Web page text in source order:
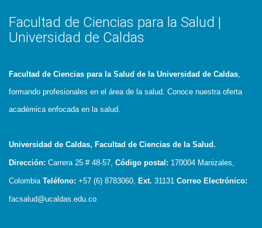
Facultad de Ciencias para la Salud |
Universidad de Caldas
Facultad de Ciencias para la Salud de la Universidad de Caldas,
formando profesionales en el área de la salud. Conoce nuestra oferta
académica enfocada en la salud.
Universidad de Caldas, Facultad de Ciencias de la Salud.
Dirección: Carrera 25 # 48-57, Código postal: 170004 Manizales,
Colombia Teléfono: +57 (6) 8783060, Ext. 31131 Correo Electrónico:
facsalud@ucaldas.edu.co